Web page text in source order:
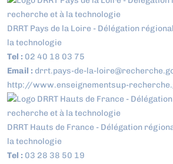
DRRT Pays de la Loire - Délégation
la technologie
Tel : 02 40 18 03 75
Email : drrt.pays-de-la-
http://www.enseignementsup-
DRRT Hauts de France - Délégation
la technologie
Tel : 03 28 38 50 19